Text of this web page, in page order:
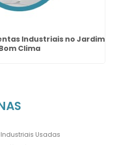
Industriais no Jardim
Clima
Usadas